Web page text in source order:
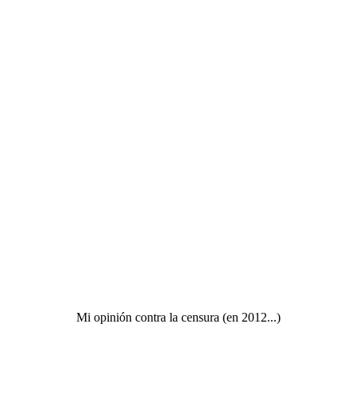
Mi opinión contra la censura (en 2012...)